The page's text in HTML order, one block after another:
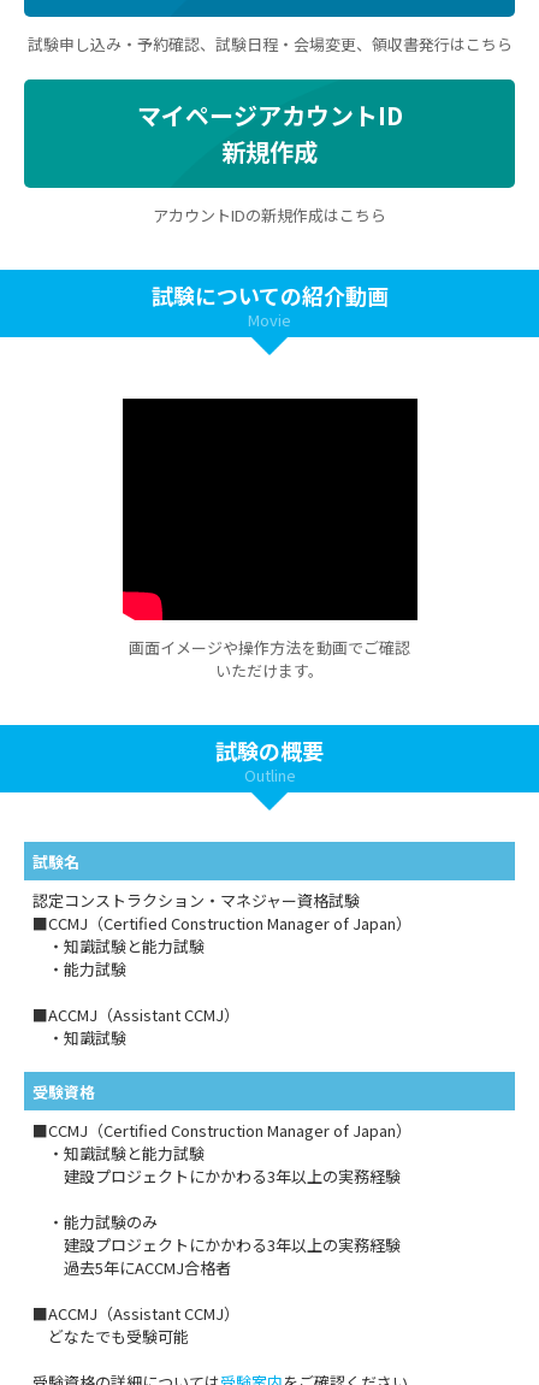
試験申し込み・予約確認、試験日程・会場変更、領収書発行はこちら
マイページアカウントID
新規作成
アカウントIDの新規作成はこちら
試験についての紹介動画
Movie
画面イメージや操作方法を動画でご確認
いただけます。
試験の概要
Outline
試験名
認定コンストラクション・マネジャー資格試験
■CCMJ（Certified Construction Manager of Japan）
・知識試験と能力試験
・能力試験
■ACCMJ（Assistant CCMJ）
・知識試験
受験資格
■CCMJ（Certified Construction Manager of Japan）
・知識試験と能力試験
建設プロジェクトにかかわる3年以上の実務経験
・能力試験のみ
建設プロジェクトにかかわる3年以上の実務経験
過去5年にACCMJ合格者
■ACCMJ（Assistant CCMJ）
どなたでも受験可能